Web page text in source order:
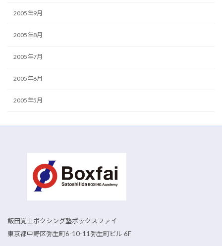
2005年9月
2005年8月
2005年7月
2005年6月
2005年5月
飯田覚士ボクシング塾ボックスファイ
東京都中野区弥生町6-10-11弥生町ビル 6F